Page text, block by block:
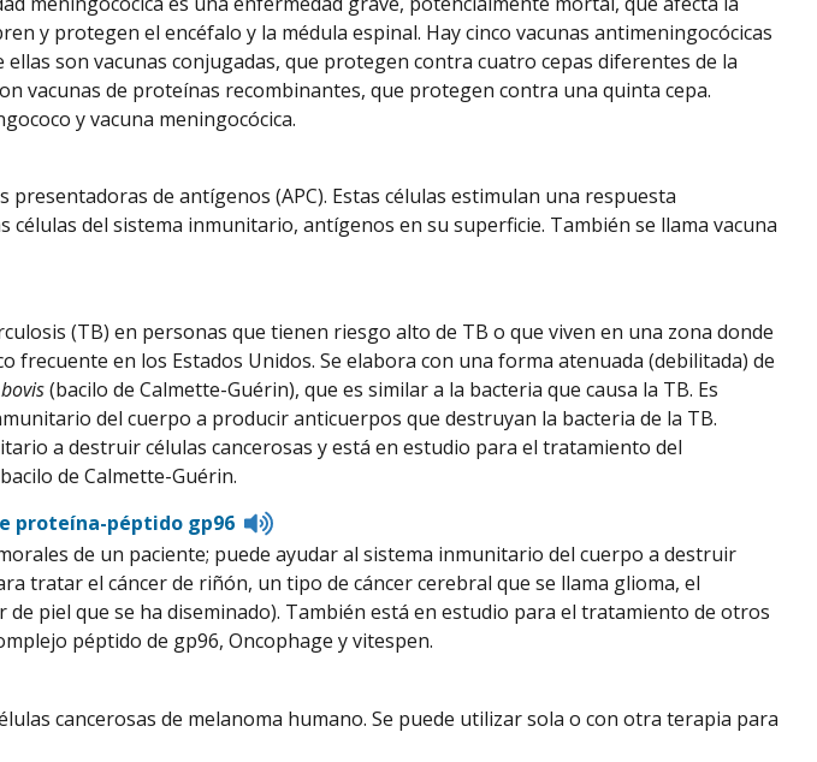
y protegen el encéfalo y la médula espinal. Hay cinco vacunas antimeningocócicas
son vacunas conjugadas, que protegen contra cuatro cepas diferentes de la
vacunas de proteínas recombinantes, que protegen contra una quinta cepa.
y vacuna meningocócica.
presentadoras de antígenos (APC). Estas células estimulan una respuesta
del sistema inmunitario, antígenos en su superficie. También se llama vacuna
(TB) en personas que tienen riesgo alto de TB o que viven en una zona donde
frecuente en los Estados Unidos. Se elabora con una forma atenuada (debilitada) de
(bacilo de Calmette-Guérin), que es similar a la bacteria que causa la TB. Es
del cuerpo a producir anticuerpos que destruyan la bacteria de la TB.
a destruir células cancerosas y está en estudio para el tratamiento del
de Calmette-Guérin.
proteína-péptido gp96
Listen
pronunciation
de un paciente; puede ayudar al sistema inmunitario del cuerpo a destruir
tratar el cáncer de riñón, un tipo de cáncer cerebral que se llama glioma, el
de piel que se ha diseminado). También está en estudio para el tratamiento de otros
péptido de gp96, Oncophage y vitespen.
cancerosas de melanoma humano. Se puede utilizar sola o con otra terapia para